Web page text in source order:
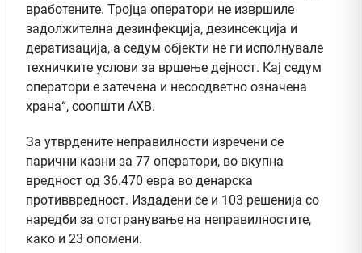
вработените. Тројца оператори не извршиле
задолжителна дезинфекција, дезинсекција и
дератизација, а седум објекти не ги исполнувале
техничките услови за вршење дејност. Кај седум
оператори е затечена и несоодветно означена
храна“, соопшти АХВ.
За утврдените неправилности изречени се
парични казни за 77 оператори, во вкупна
вредност од 36.470 евра во денарска
противвредност. Издадени се и 103 решенија со
наредби за отстранување на неправилностите,
како и 23 опомени.